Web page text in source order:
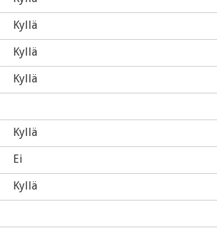
Kyllä
Kyllä
Kyllä
Kyllä
Ei
Kyllä